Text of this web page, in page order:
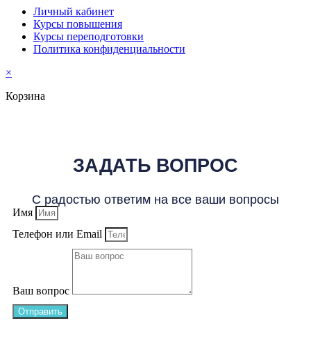
Личный кабинет
Курсы повышения
Курсы переподготовки
Политика конфиденциальности
×
Корзина
ЗАДАТЬ ВОПРОС
С радостью ответим на все ваши вопросы
Имя
Телефон или Email
Ваш вопрос
Отправить